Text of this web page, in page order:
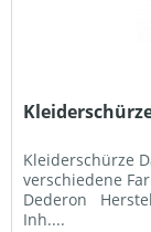
Kleiderschürze
verschiedene
Dederon
Inh....